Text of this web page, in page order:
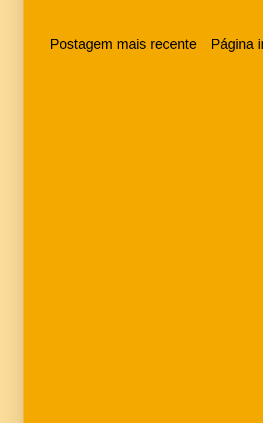
Postagem mais recente Página